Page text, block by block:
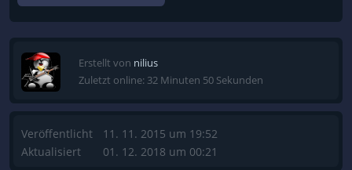
Erstellt von nilius
Zuletzt online: 32 Minuten 50 Sekunden
Veröffentlicht
Aktualisiert
11. 11. 2015 um 19:52
01. 12. 2018 um 00:21